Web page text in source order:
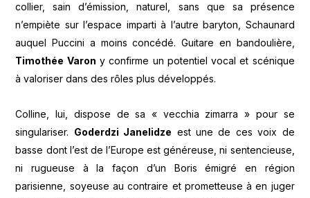
collier, sain d’émission, naturel, sans que sa présence
n’empiète sur l’espace imparti à l’autre baryton, Schaunard
auquel Puccini a moins concédé. Guitare en bandoulière,
Timothée Varon y confirme un potentiel vocal et scénique
à valoriser dans des rôles plus développés.
Colline, lui, dispose de sa « vecchia zimarra » pour se
singulariser. Goderdzi Janelidze est une de ces voix de
basse dont l’est de l’Europe est généreuse, ni sentencieuse,
ni rugueuse à la façon d’un Boris émigré en région
parisienne, soyeuse au contraire et prometteuse à en juger